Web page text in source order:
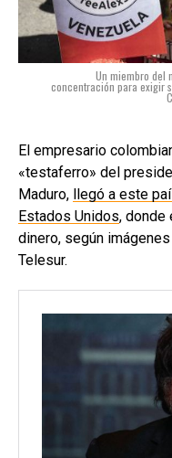
Un miembro del
concentración para exigir
El empresario
«testaferro» del
Maduro, llegó a este
Estados Unidos, donde
dinero, según
Telesur.